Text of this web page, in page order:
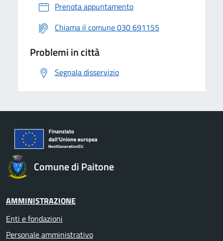
Prenota appuntamento
Chiama il comune 030 691155
Problemi in città
Segnala disservizio
Comune di Paitone
AMMINISTRAZIONE
Enti e fondazioni
Personale amministrativo